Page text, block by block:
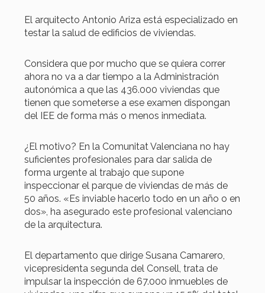
El arquitecto Antonio Ariza está especializado en
testar la salud de edificios de viviendas.
Considera que por mucho que se quiera correr
ahora no va a dar tiempo a la Administración
autonómica a que las 436.000 viviendas que
tienen que someterse a ese examen dispongan
del IEE de forma más o menos inmediata.
¿El motivo? En la Comunitat Valenciana no hay
suficientes profesionales para dar salida de
forma urgente al trabajo que supone
inspeccionar el parque de viviendas de más de
50 años. «Es inviable hacerlo todo en un año o en
dos», ha asegurado este profesional valenciano
de la arquitectura.
El departamento que dirige Susana Camarero,
vicepresidenta segunda del Consell, trata de
impulsar la inspección de 67.000 inmuebles de